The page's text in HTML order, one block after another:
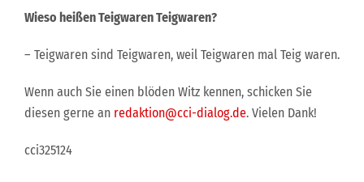
Wieso heißen Teigwaren Teigwaren?
– Teigwaren sind Teigwaren, weil Teigwaren mal Teig waren.
Wenn auch Sie einen blöden Witz kennen, schicken Sie
diesen gerne an redaktion@cci-dialog.de. Vielen Dank!
cci325124